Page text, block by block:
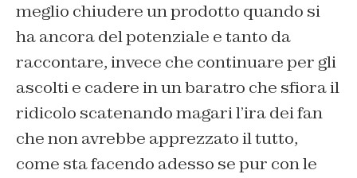
meglio chiudere un prodotto quando si
ha ancora del potenziale e tanto da
raccontare, invece che continuare per gli
ascolti e cadere in un baratro che sfiora il
ridicolo scatenando magari l’ira dei fan
che non avrebbe apprezzato il tutto,
come sta facendo adesso se pur con le